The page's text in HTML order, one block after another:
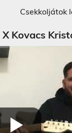
Csekkoljátok
Kovacs